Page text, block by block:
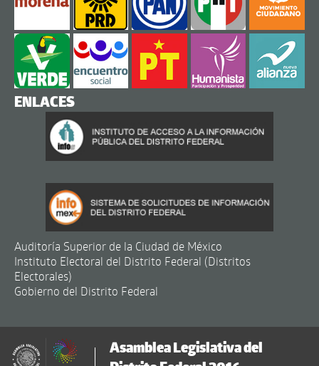
ENLACES
Auditoría Superior de la Ciudad de México
Instituto Electoral del Distrito Federal (Distritos
Electorales)
Gobierno del Distrito Federal
Asamblea Legislativa del